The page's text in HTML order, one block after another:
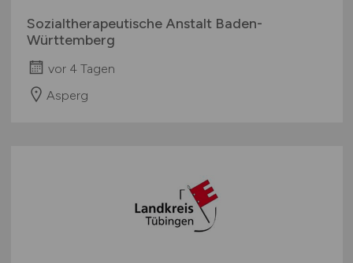
Sozialtherapeutische Anstalt Baden-
Württemberg
vor 4 Tagen
Asperg